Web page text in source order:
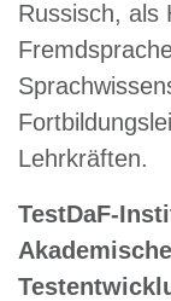
Russisch, als
Lehrkräften.
TestDaF-